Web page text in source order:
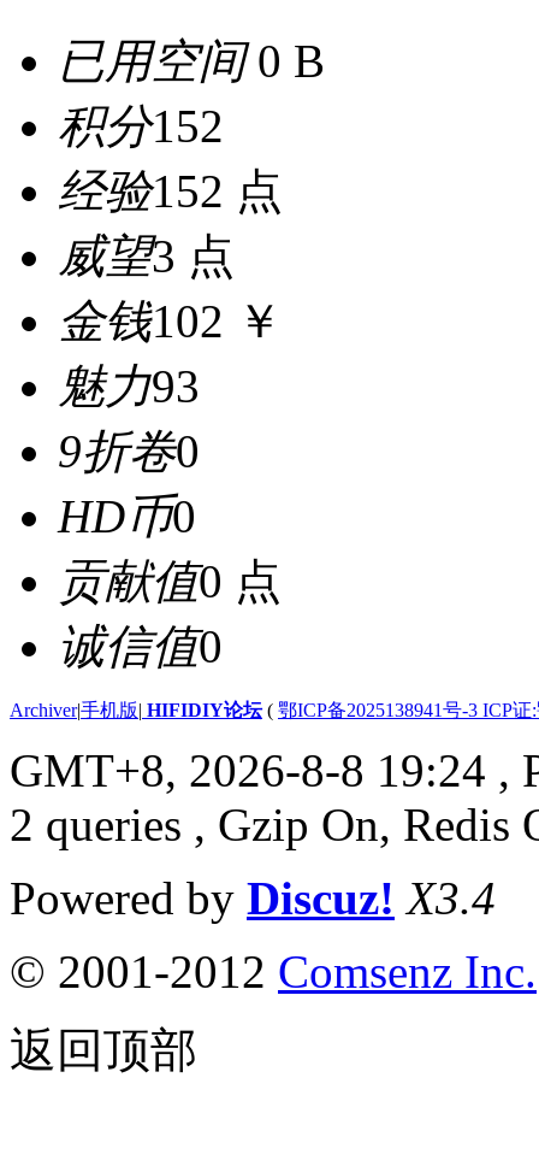
已用空间0 B
积分152
经验152 点
威望3 点
金钱102 ￥
魅力93
9折卷0
HD币0
贡献值0 点
诚信值0
Archiver|手机版| HIFIDIY论坛( 鄂ICP备2025138941号-3 ICP
GMT+8, 2026-8-8 19:24 ,
2 queries , Gzip On, Redis
Powered by Discuz! X3.4
© 2001-2012 Comsenz Inc.
返回顶部